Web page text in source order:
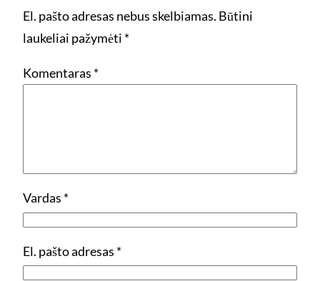
El. pašto adresas nebus skelbiamas. Būtini
laukeliai pažymėti *
Komentaras *
Vardas *
El. pašto adresas *